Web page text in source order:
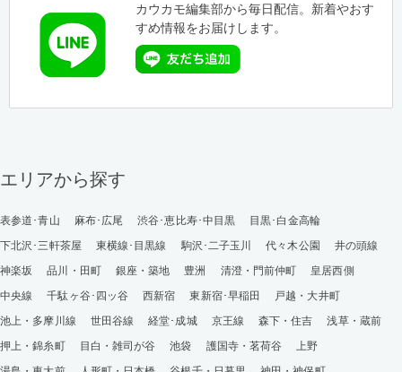
カウカモ編集部から毎日配信。新着やおす
すめ情報をお届けします。
エリアから探す
表参道･青山 麻布･広尾 渋谷･恵比寿･中目黒
目黒･白金高輪
下北沢･三軒茶屋
東横線･目黒線 駒沢･二子玉川 代々木公園
井の頭線
神楽坂
品川・田町 銀座・築地 豊洲 清澄・門前仲町
皇居西側
中央線
千駄ヶ谷･四ッ谷 西新宿 東新宿･早稲田
戸越・大井町
池上・多摩川線
世田谷線 経堂･成城 京王線 森下・住吉
浅草・蔵前
押上・錦糸町
目白・雑司が谷 池袋 護国寺・茗荷谷
上野